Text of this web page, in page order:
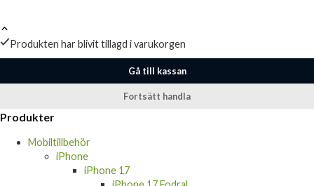
Produkten har blivit tillagd i varukorgen
Gå till kassan
Fortsätt handla
Produkter
Mobiltillbehör
iPhone
iPhone 17